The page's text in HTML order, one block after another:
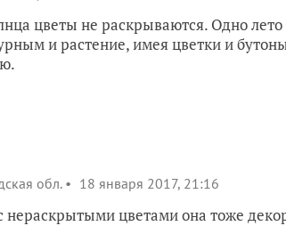
цветы не раскрываются. Одно
и растение, имея цветки и
обл. 18 января 2017, 21:16
нераскрытыми цветами она тоже